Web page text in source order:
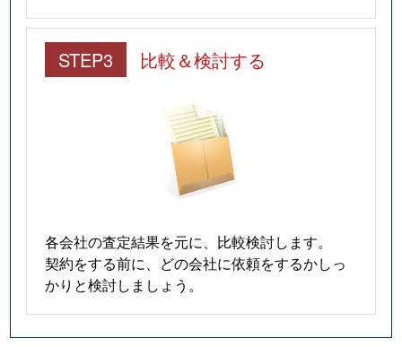
STEP3 比較＆検討する
各会社の査定結果を元に、比較検討します。
契約をする前に、どの会社に依頼をするかしっ
かりと検討しましょう。